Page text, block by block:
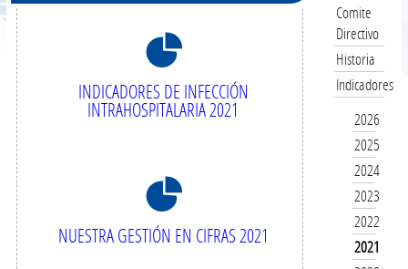
8
INDICADORES DE INFECCIÓN
INTRAHOSPITALARIA 2021
8
NUESTRA GESTIÓN EN CIFRAS 2021
Comite
Directivo
Historia
Indicadores
2026
2025
2024
2023
2022
2021